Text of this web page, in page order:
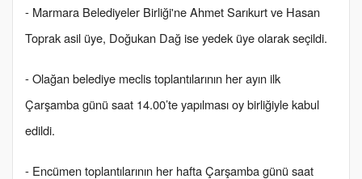
- Marmara Belediyeler Birliği'ne Ahmet Sarıkurt ve Hasan
Toprak asil üye, Doğukan Dağ ise yedek üye olarak seçildi.
- Olağan belediye meclis toplantılarının her ayın ilk
Çarşamba günü saat 14.00’te yapılması oy birliğiyle kabul
edildi.
- Encümen toplantılarının her hafta Çarşamba günü saat